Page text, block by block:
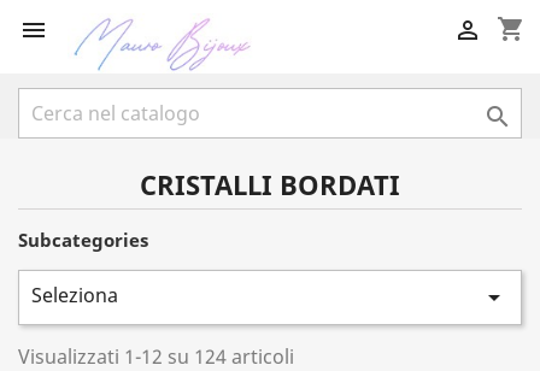
 shopping_cart


CRISTALLI BORDATI
Subcategories
Seleziona 
Visualizzati 1-12 su 124 articoli